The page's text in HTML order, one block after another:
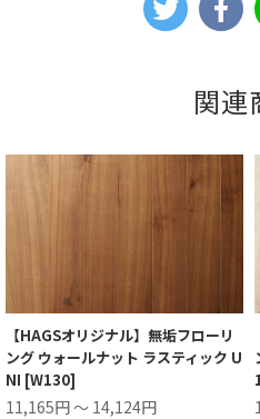
関連
【HAGSオリジナル】無垢フローリ
ング ウォールナット ラスティック U
NI [W130]
11,165円 ～ 14,124円